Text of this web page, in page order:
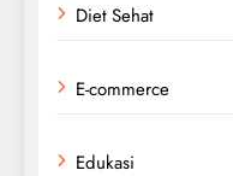
Diet Sehat
E-commerce
Edukasi